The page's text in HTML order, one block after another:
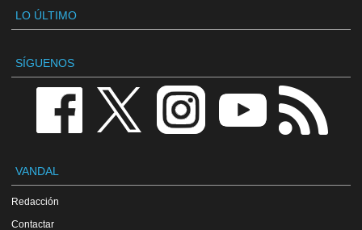
LO ÚLTIMO
SÍGUENOS
VANDAL
Redacción
Contactar